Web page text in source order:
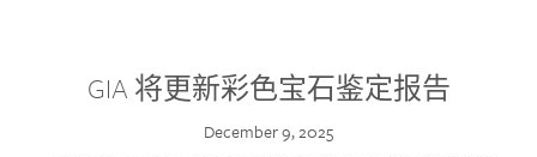
GIA 将更新彩色宝石鉴定报告
December 9, 2025